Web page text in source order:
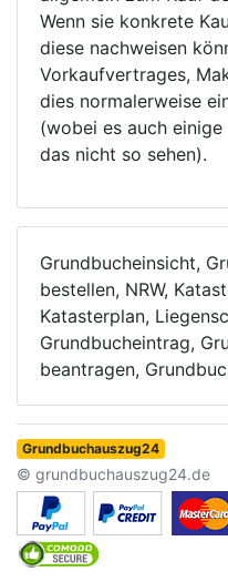
Wenn sie konkrete
diese nachweisen
Vorkaufvertrages,
dies normalerweise
(wobei es auch
das nicht so sehen).
Grundbucheinsicht,
bestellen, NRW,
Katasterplan,
Grundbucheintrag,
beantragen,
Grundbuchauszug24
© grundbuchauszug24.de